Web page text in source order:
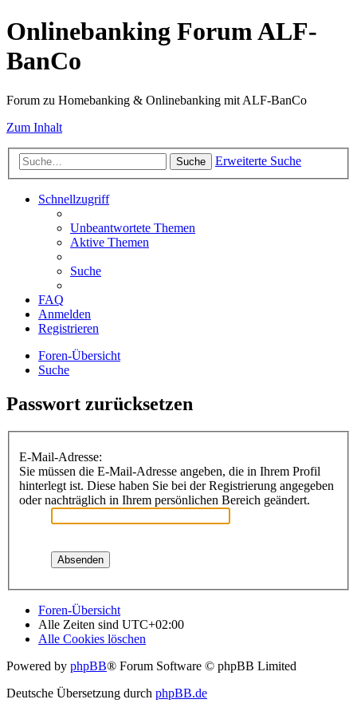
Onlinebanking Forum ALF-
BanCo
Forum zu Homebanking & Onlinebanking mit ALF-BanCo
Zum Inhalt
Suche Erweiterte Suche
Schnellzugriff
Unbeantwortete Themen
Aktive Themen
Suche
FAQ
Anmelden
Registrieren
Foren-Übersicht
Suche
Passwort zurücksetzen
E-Mail-Adresse:
Sie müssen die E-Mail-Adresse angeben, die in Ihrem Profil
hinterlegt ist. Diese haben Sie bei der Registrierung angegeben
oder nachträglich in Ihrem persönlichen Bereich geändert.
Foren-Übersicht
Alle Zeiten sind UTC+02:00
Alle Cookies löschen
Powered by phpBB® Forum Software © phpBB Limited
Deutsche Übersetzung durch phpBB.de